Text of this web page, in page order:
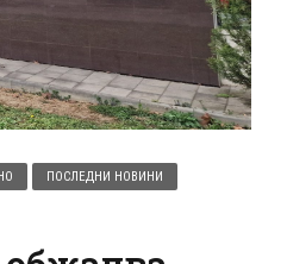
ПОСЛЕДНИ НОВИНИ